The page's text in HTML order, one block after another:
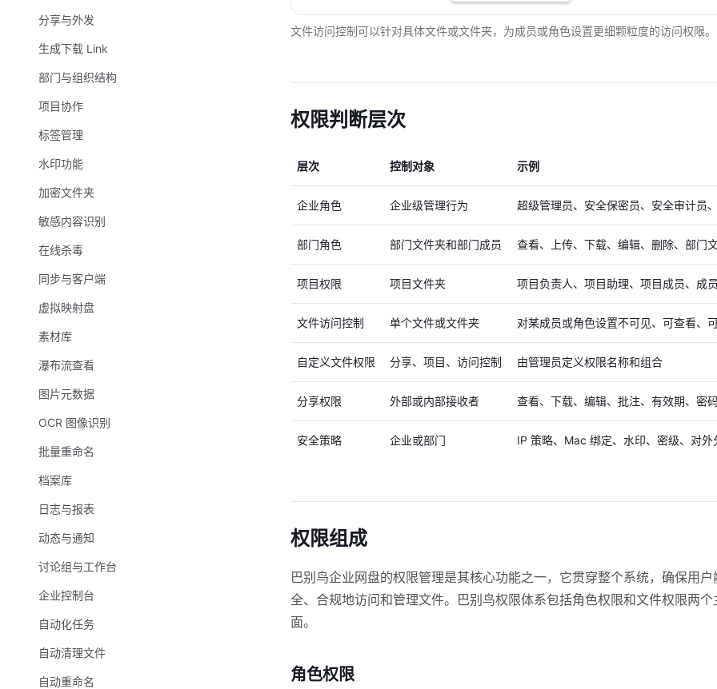
分享与外发
生成下载 Link
部门与组织结构
项目协作
标签管理
水印功能
加密文件夹
敏感内容识别
在线杀毒
同步与客户端
虚拟映射盘
素材库
瀑布流查看
图片元数据
OCR 图像识别
批量重命名
档案库
日志与报表
动态与通知
讨论组与工作台
企业控制台
自动化任务
自动清理文件
自动重命名
文件访问控制可以针对具体文件或文件夹，为成员或角色设置更细颗粒度的访问权限。
权限判断层次
层次 控制对象 示例
企业角色 企业级管理行为 超级管理员、安全保密员、安全审计员
部门角色 部门文件夹和部门成员 查看、上传、下载、编辑、删除、部门
项目权限 项目文件夹 项目负责人、项目助理、项目成员、成
文件访问控制 单个文件或文件夹 对某成员或角色设置不可见、可查看、
自定义文件权限 分享、项目、访问控制 由管理员定义权限名称和组合
分享权限 外部或内部接收者 查看、下载、编辑、批注、有效期、密
安全策略 企业或部门 IP 策略、Mac 绑定、水印、密级、对外
权限组成
巴别鸟企业网盘的权限管理是其核心功能之一，它贯穿整个系统，确保用户
全、合规地访问和管理文件。巴别鸟权限体系包括角色权限和文件权限两个
面。
角色权限